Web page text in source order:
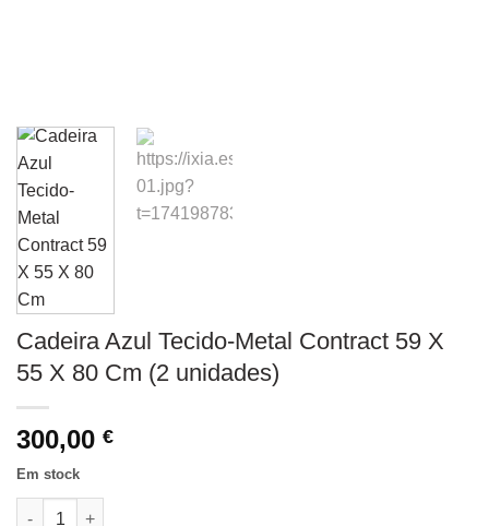
Cadeira Azul Tecido-Metal Contract 59 X
55 X 80 Cm (2 unidades)
300,00 €
Em stock
Quantidade de Cadeira Azul Tecido-Metal Contract 59 X 55 X